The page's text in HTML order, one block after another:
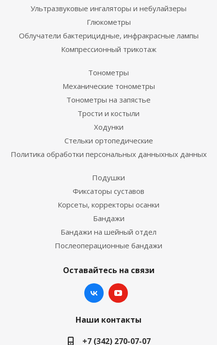
Ультразвуковые ингаляторы и небулайзеры
Глюкометры
Облучатели бактерицидные, инфракрасные лампы
Компрессионный трикотаж
Тонометры
Механические тонометры
Тонометры на запястье
Трости и костыли
Ходунки
Стельки ортопедические
Политика обработки персональных данныхных данных
Подушки
Фиксаторы суставов
Корсеты, корректоры осанки
Бандажи
Бандажи на шейный отдел
Послеоперационные бандажи
Оставайтесь на связи
Наши контакты
+7 (342) 270-07-07